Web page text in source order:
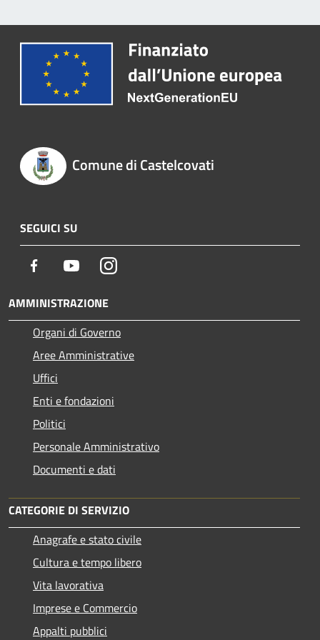
Comune di Castelcovati
SEGUICI SU
Facebook YoutubeInstagram
AMMINISTRAZIONE
Organi di Governo
Aree Amministrative
Uffici
Enti e fondazioni
Politici
Personale Amministrativo
Documenti e dati
CATEGORIE DI SERVIZIO
Anagrafe e stato civile
Cultura e tempo libero
Vita lavorativa
Imprese e Commercio
Appalti pubblici